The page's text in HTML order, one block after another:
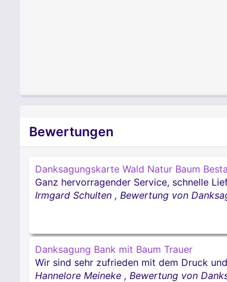
Bewertungen
Danksagungskarte Wald Natur Baum
Ganz hervorragender Service, schnelle
Irmgard Schulten , Bewertung von
Danksagung Bank mit Baum Trauer
Wir sind sehr zufrieden mit dem Druck
Hannelore Meineke , Bewertung von